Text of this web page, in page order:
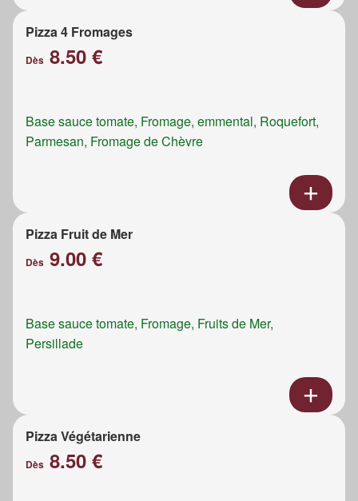
Pizza 4 Fromages
Dès 8.50 €
Base sauce tomate, Fromage, emmental, Roquefort,
Parmesan, Fromage de Chèvre
Pizza Fruit de Mer
Dès 9.00 €
Base sauce tomate, Fromage, Fruits de Mer,
Persillade
Pizza Végétarienne
Dès 8.50 €